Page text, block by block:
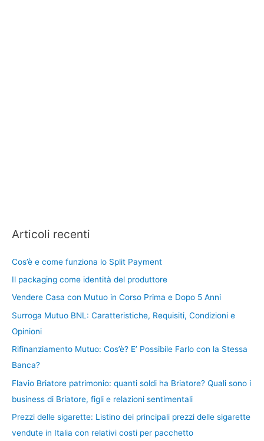
Articoli recenti
Cos’è e come funziona lo Split Payment
Il packaging come identità del produttore
Vendere Casa con Mutuo in Corso Prima e Dopo 5 Anni
Surroga Mutuo BNL: Caratteristiche, Requisiti, Condizioni e
Opinioni
Rifinanziamento Mutuo: Cos’è? E’ Possibile Farlo con la Stessa
Banca?
Flavio Briatore patrimonio: quanti soldi ha Briatore? Quali sono i
business di Briatore, figli e relazioni sentimentali
Prezzi delle sigarette: Listino dei principali prezzi delle sigarette
vendute in Italia con relativi costi per pacchetto